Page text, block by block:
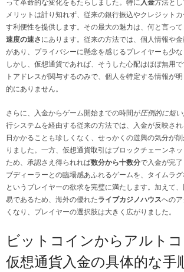
って革命的な変化をもたらしました。特に入金方法と
メリットは計り知れず、従来の銀行振込やクレジット
す利便性を提供します。その最大の魅力は、何と言って
速度の速さにあります。従来の方法では、個人情報や
があり、プライバシーに懸念を感じるプレイヤーも少な
しかし、仮想通貨であれば、そうした心配はほぼ無用
トアドレスが関与するのみで、個人を特定する情報が
的にありません。
さらに、入金からゲーム開始までの時間が圧倒的に短い
行システムを経由する従来の方法では、入金が反映さ
日かかることも珍しくなく、せっかくの遊興の気分が
りました。一方、仮想通貨取引はブロックチェーンネ
ため、承認さえ得られれば数分から十数分で入金が完
ブディーラーとの臨場感あふれるゲームを、タイムラ
というプレイヤーの欲求を完璧に満たします。加えて
易であるため、海外の優れたライブカジノハウスへの
くなり、プレイヤーの選択肢は大きく広がりました。
ビットコインからアルト
仮想通貨入金の具体的な手